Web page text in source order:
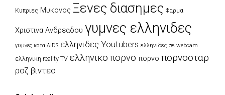
Κυπριες Μυκονος Ξενες διασημες Φαρμα
Χριστινα Ανδρεαδου γυμνες ελληνιδες
γυμνες κατα AIDS ελληνιδες Youtubers ελληνιδες σε webcam
ελληνικη reality TV ελληνικο πορνο πορνο πορνοσταρ
ροζ βιντεο